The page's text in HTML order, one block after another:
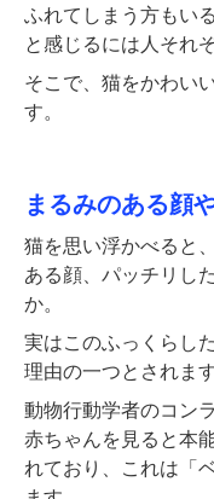
ふれてしまう方もい
と感じるには人それ
そこで、猫をかわい
す。
まるみのある顔
猫を思い浮かべると
ある顔、パッチリし
か。
実はこのふっくらし
理由の一つとされます
動物行動学者のコン
赤ちゃんを見ると本
れており、これは「